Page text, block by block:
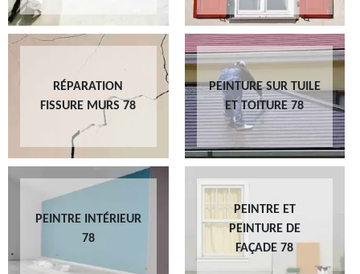
RÉPARATION
FISSURE MURS 78
PEINTURE SUR TUILE
ET TOITURE 78
PEINTRE INTÉRIEUR
78
PEINTRE ET
PEINTURE DE
FAÇADE 78